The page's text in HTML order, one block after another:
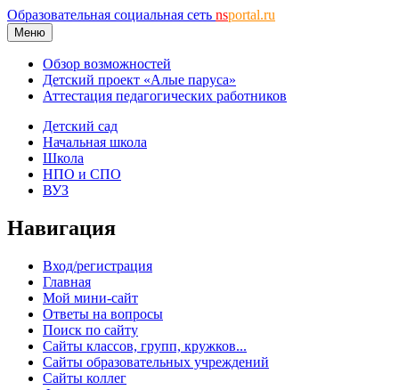
Образовательная социальная сеть nsportal.ru
Меню
Обзор возможностей
Детский проект «Алые паруса»
Аттестация педагогических работников
Детский сад
Начальная школа
Школа
НПО и СПО
ВУЗ
Навигация
Вход/регистрация
Главная
Мой мини-сайт
Ответы на вопросы
Поиск по сайту
Сайты классов, групп, кружков...
Сайты образовательных учреждений
Сайты коллег